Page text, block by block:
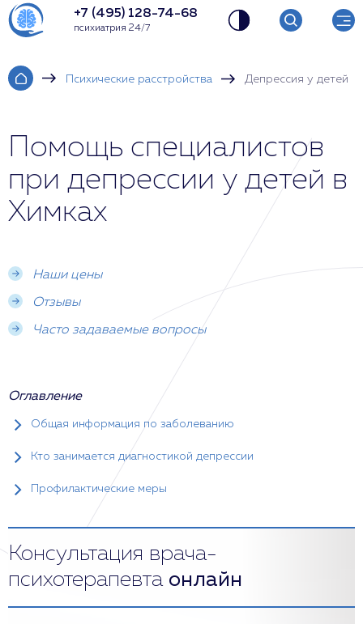
+7 (495) 128-74-68
психиатрия 24/7
Психические расстройства Депрессия у детей
Помощь специалистов
при депрессии у детей в
Химках
Наши цены
Отзывы
Часто задаваемые вопросы
Оглавление
Общая информация по заболеванию
Кто занимается диагностикой депрессии
Профилактические меры
Консультация врача-
психотерапевта онлайн